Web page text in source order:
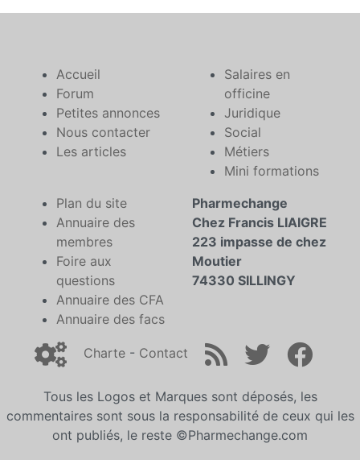
Accueil
Forum
Petites annonces
Nous contacter
Les articles
Salaires en
officine
Juridique
Social
Métiers
Mini formations
Plan du site
Annuaire des
membres
Foire aux
questions
Annuaire des CFA
Annuaire des facs
Pharmechange
Chez Francis LIAIGRE
223 impasse de chez
Moutier
74330 SILLINGY
Charte - Contact
Tous les Logos et Marques sont déposés, les
commentaires sont sous la responsabilité de ceux qui les
ont publiés, le reste ©Pharmechange.com